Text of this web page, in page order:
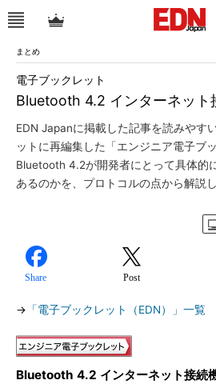
まとめ
Bluetooth 4.2 インターネット
電子ブックレット
EDN Japanに掲載した記事を読みやす
ットに再編集した「エンジニア電子ブ
Bluetooth 4.2が開発者にとって具体的
あるのかを、プロトコルの点から解説し
Share Post
→ 「電子ブックレット（EDN）」一覧
Bluetooth 4.2 インターネット接続